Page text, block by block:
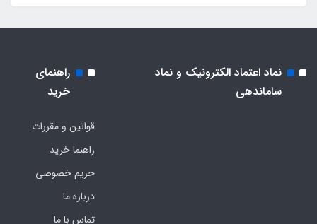
نماد اعتماد الکترونیک و نماد
ساماندهی
راهنمای
خرید
قوانین و مقررات
راهنما خرید
حریم خصوصی
درباره ما
تماس با ما